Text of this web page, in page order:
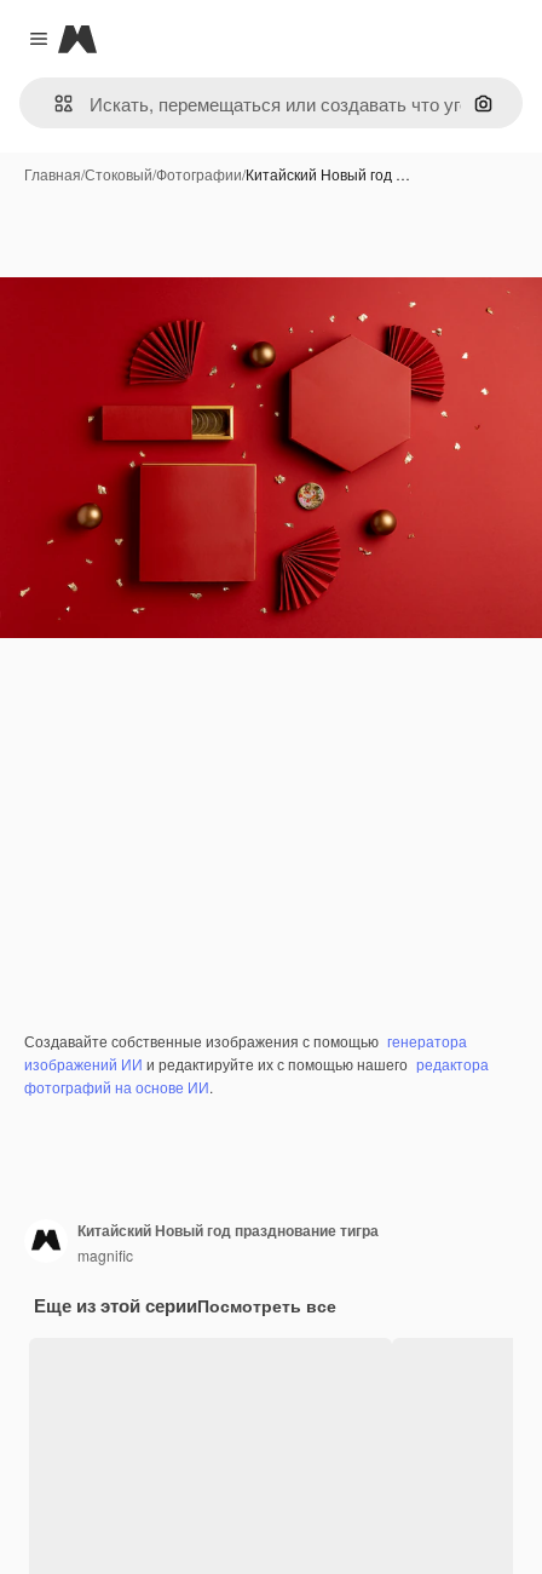
Close menu
Magnific
Поиск
Главная/Стоковый/Фотографии/Китайский Новый год …
Создавайте собственные изображения с помощью генератора
изображений ИИ и редактируйте их с помощью нашего редактора
фотографий на основе ИИ.
Китайский Новый год празднование тигра
magnific
Еще из этой серииПосмотреть все